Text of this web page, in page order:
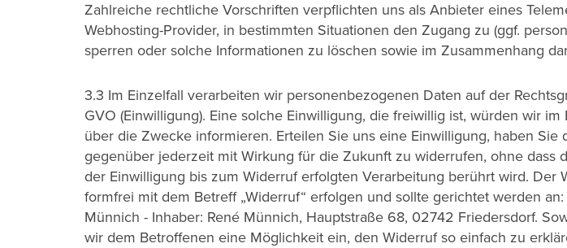
Zahlreiche rechtliche Vorschriften verpflichten uns als Anbieter eines
Webhosting-Provider, in bestimmten Situationen den Zugang zu (ggf.
sperren oder solche Informationen zu löschen sowie im Zusammenhang
3.3 Im Einzelfall verarbeiten wir personenbezogenen Daten auf der
GVO (Einwilligung). Eine solche Einwilligung, die freiwillig ist, würden wir
über die Zwecke informieren. Erteilen Sie uns eine Einwilligung, haben Sie
gegenüber jederzeit mit Wirkung für die Zukunft zu widerrufen, ohne dass
der Einwilligung bis zum Widerruf erfolgten Verarbeitung berührt wird. Der
formfrei mit dem Betreff „Widerruf“ erfolgen und sollte gerichtet werden an:
Münnich - Inhaber: René Münnich, Hauptstraße 68, 02742 Friedersdorf.
wir dem Betroffenen eine Möglichkeit ein, den Widerruf so einfach zu